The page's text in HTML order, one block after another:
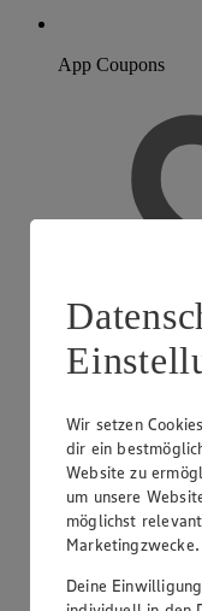
App Coupons
EDEKA
Wir setzen
dir ein
Website zu
um unsere
möglichst
Marketingzwecke.
Deine